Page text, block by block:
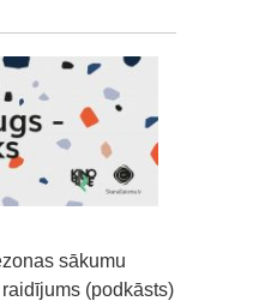
sākumu
(podkāsts)